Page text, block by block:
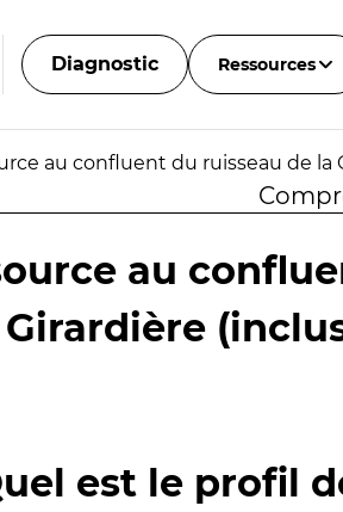
Diagnostic Ressources
au confluent du ruisseau de la
au
est le profil